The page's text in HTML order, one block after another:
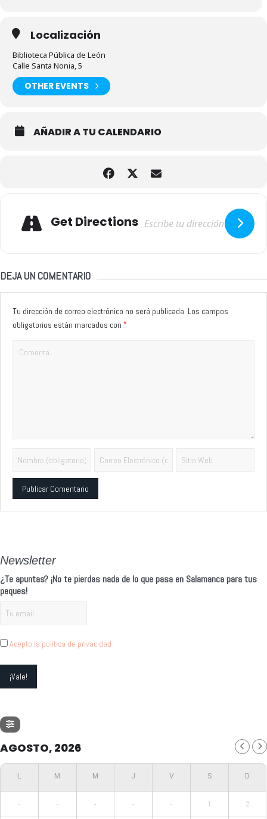
Localización
Biblioteca Pública de León
Calle Santa Nonia, 5
OTHER EVENTS
AÑADIR A TU CALENDARIO
Get Directions
DEJA UN COMENTARIO
Tu dirección de correo electrónico no será publicada. Los campos
obligatorios están marcados con *
Newsletter
¿Te apuntas? ¡No te pierdas nada de lo que pasa en Salamanca para tus
peques!
Acepto la política de privacidad
AGOSTO, 2026
- - - - - 1 2